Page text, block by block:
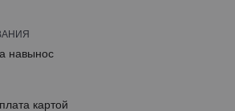
навынос
картой